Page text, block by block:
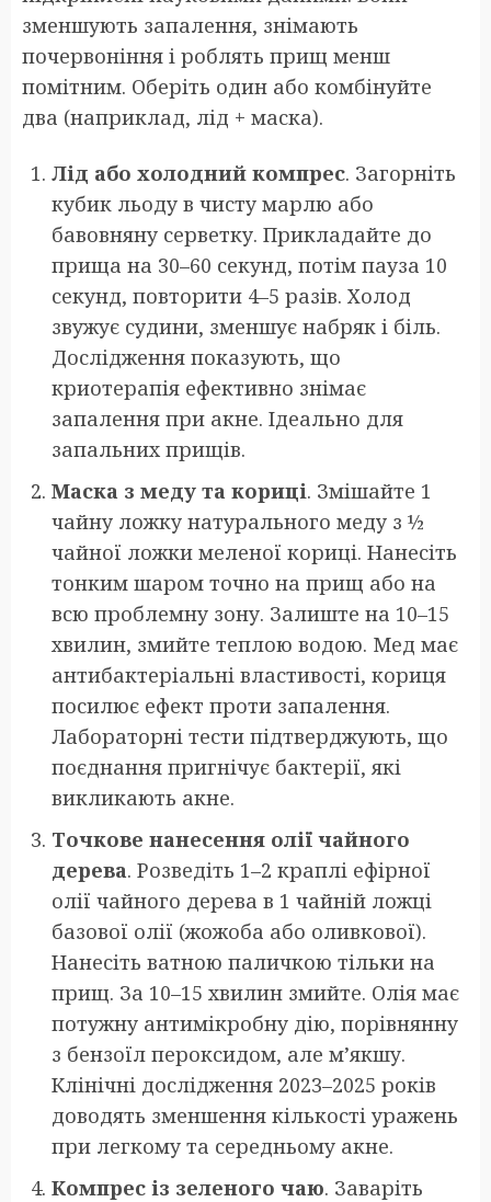
зменшують запалення, знімають
почервоніння і роблять прищ менш
помітним. Оберіть один або комбінуйте
два (наприклад, лід + маска).
Лід або холодний компрес. Загорніть
кубик льоду в чисту марлю або
бавовняну серветку. Прикладайте до
прища на 30–60 секунд, потім пауза 10
секунд, повторити 4–5 разів. Холод
звужує судини, зменшує набряк і біль.
Дослідження показують, що
криотерапія ефективно знімає
запалення при акне. Ідеально для
запальних прищів.
Маска з меду та кориці. Змішайте 1
чайну ложку натурального меду з ½
чайної ложки меленої кориці. Нанесіть
тонким шаром точно на прищ або на
всю проблемну зону. Залиште на 10–15
хвилин, змийте теплою водою. Мед має
антибактеріальні властивості, кориця
посилює ефект проти запалення.
Лабораторні тести підтверджують, що
поєднання пригнічує бактерії, які
викликають акне.
Точкове нанесення олії чайного
дерева. Розведіть 1–2 краплі ефірної
олії чайного дерева в 1 чайній ложці
базової олії (жожоба або оливкової).
Нанесіть ватною паличкою тільки на
прищ. За 10–15 хвилин змийте. Олія має
потужну антимікробну дію, порівнянну
з бензоїл пероксидом, але м’якшу.
Клінічні дослідження 2023–2025 років
доводять зменшення кількості уражень
при легкому та середньому акне.
Компрес із зеленого чаю. Заваріть